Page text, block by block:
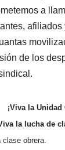
a
afiliados
de los
¡Viva la Unidad
la lucha de
obrera.